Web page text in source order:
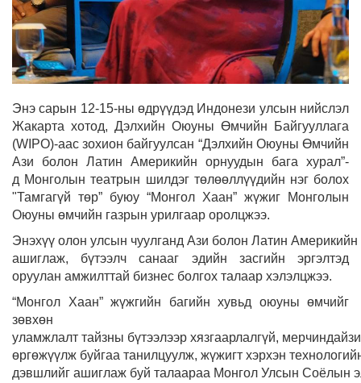
Энэ сарын 12-15-ны өдрүүдэд Индонези улсын нийслэл
Жакарта хотод, Дэлхийн Оюуны Өмчийн Байгууллага
(WIPO)-аас зохион байгуулсан “Дэлхийн Оюуны Өмчийн
Ази болон Латин Америкийн орнуудын бага хурал”-
д Монголын театрын шилдэг төлөөллүүдийн нэг болох
"Тамгагүй төр” буюу “Монгол Хаан” жүжиг Монголын
Оюуны өмчийн газрын урилгаар оролцжээ.
Энэхүү олон улсын чуулганд Ази болон Латин Америкийн
ашиглаж, бүтээлч санааг эдийн засгийн эргэлтэд
оруулан амжилттай бизнес болгох талаар хэлэлцжээ.
“Монгол Хаан” жүжгийн багийн хувьд оюуны өмчийг
зөвхөн
уламжлалт тайзны бүтээлээр хязгаарлалгүй,
өргөжүүлж буйгаа танилцуулж, жүжигт хэрхэн
дэвшлийг ашиглаж буй талаараа Монгол Улсын Соёлын